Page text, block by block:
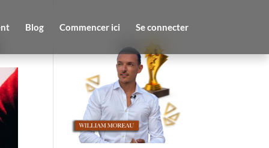
Blog Commencer ici Se connecter